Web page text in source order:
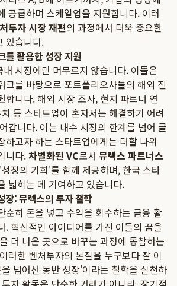
공급하며 스케일업을 지원합니다. 이러
투자 시장 재편의 과정에서 더욱 중요한
있습니다.
를 활용한 성장 지원
시장에만 머무르지 않습니다. 이들은
크를 바탕으로 포트폴리오사들의 해외 진
합니다. 해외 시장 조사, 현지 파트너 연
등 스타트업이 혼자서는 해결하기 어려
갑니다. 이는 내수 시장의 한계를 넘어 글
하고자 하는 스타트업에게는 더할 나위
니다.차별화된 VC로서 뮤렉스 파트너스
장의 기회'를 함께 제공하며, 한국 스타
넓히는 데 기여하고 있습니다.
장: 뮤렉스의 투자 철학
순히 돈을 넣고 수익을 회수하는 금융 활
. 혁신적인 아이디어를 가진 이들의 꿈을
더 나은 곳으로 바꾸는 과정에 동참하는
러한 벤처투자의 본질을 누구보다 잘 이
넘어선 동반 성장'이라는 철학을 실천하